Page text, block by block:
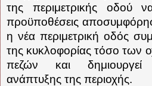
της περιμετρικής οδού
προϋποθέσεις
η νέα περιμετρική οδός
της κυκλοφορίας τόσο των
πεζών και δημιουργεί
ανάπτυξης της περιοχής.